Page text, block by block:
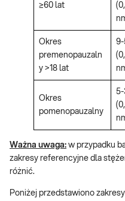
≥60 lat
Okres
premenopauzaln
y >18 lat
9-
Okres
pomenopauzalny
5-
Ważna uwaga: w przypadku
zakresy referencyjne dla
różnić.
Poniżej przedstawiono